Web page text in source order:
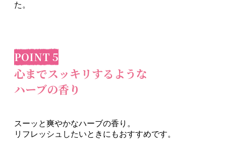
た。
POINT 5
心までスッキリするような
ハーブの香り
スーッと爽やかなハーブの香り。
リフレッシュしたいときにもおすすめです。